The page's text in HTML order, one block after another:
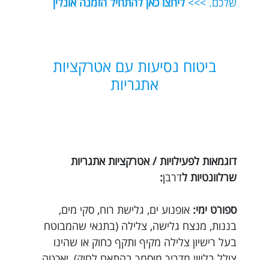
ביטוח נסיעות עם אטרקציות
אתגריות
דוגמאות לפעילויות / אטרקציות אתגריות
שרלוונטיות לדרבן:
ספורט ימי: אופנוע ים, גלישת רוח, סקי מים,
בננות, מנצח גלישה, צלילה (בתנאי שהמבוטח
בעל רישיון צלילה מקיף ותקף כחוק או שהינו